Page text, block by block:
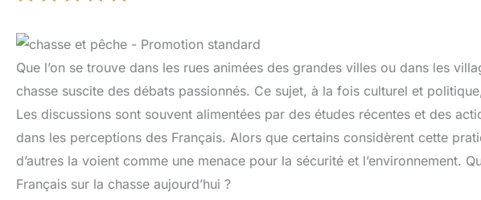
Que l’on se trouve dans les rues animées des grandes villes ou dans les
chasse suscite des débats passionnés. Ce sujet, à la fois culturel et
Les discussions sont souvent alimentées par des études récentes et des
dans les perceptions des Français. Alors que certains considèrent cette
d’autres la voient comme une menace pour la sécurité et l’environnement.
Français sur la chasse aujourd’hui ?